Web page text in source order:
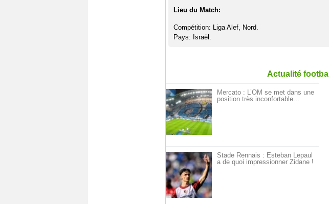
Lieu du Match:
Compétition: Liga Alef, Nord.
Pays: Israël.
Actualité football
Mercato : L’OM se met dans une
position très inconfortable…
Stade Rennais : Esteban Lepaul
a de quoi impressionner Zidane !